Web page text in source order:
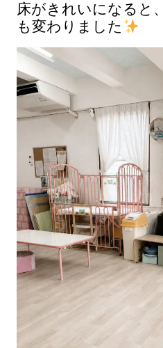
床がきれいになると
も変わりました